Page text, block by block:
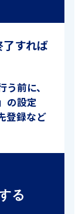
すれば
前に、
の設定
登録など
る